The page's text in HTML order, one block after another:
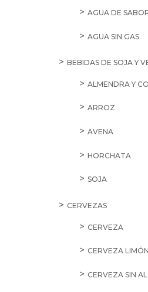
AGUA DE
AGUA SIN GAS
BEBIDAS DE SOJA Y
ALMENDRA Y
ARROZ
AVENA
HORCHATA
SOJA
CERVEZAS
CERVEZA
CERVEZA LIMÓN
CERVEZA SIN